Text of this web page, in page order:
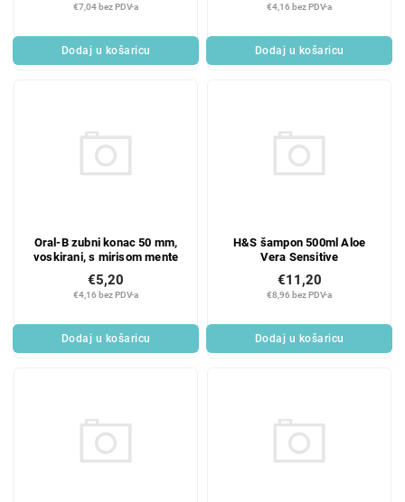
€7,04 bez PDV-a
Dodaj u košaricu
€4,16 bez PDV-a
Dodaj u košaricu
Oral-B zubni konac 50 mm,
voskirani, s mirisom mente
€4,16 bez PDV-a
€5,20
Dodaj u košaricu
H&S šampon 500ml Aloe
Vera Sensitive
€8,96 bez PDV-a
€11,20
Dodaj u košaricu